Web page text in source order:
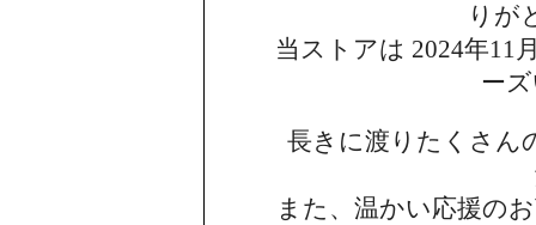
りが
当ストアは 2024年11
ー
長きに渡りたくさん
また、温かい応援の